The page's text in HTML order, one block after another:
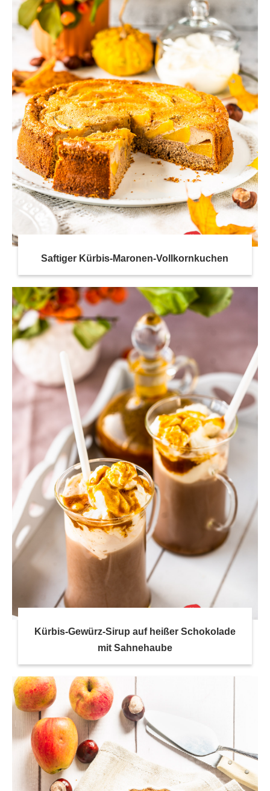
Saftiger Kürbis-Maronen-Vollkornkuchen
Kürbis-Gewürz-Sirup auf heißer Schokolade
mit Sahnehaube